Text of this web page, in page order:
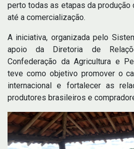
perto todas as etapas da
até a comercialização.
A iniciativa, organizada pelo
apoio da Diretoria de
Confederação da Agricultura e
teve como objetivo promover o
internacional e fortalecer as
produtores brasileiros e